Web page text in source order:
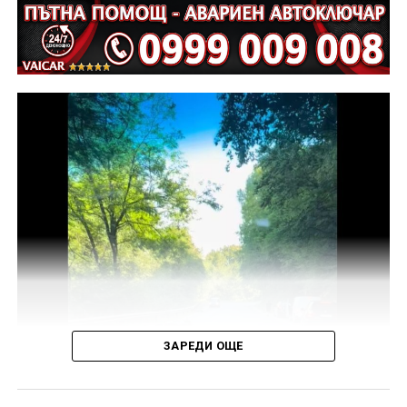
ЗАРЕДИ ОЩЕ